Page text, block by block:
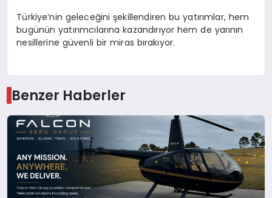
Türkiye’nin geleceğini şekillendiren bu yatırımlar, hem
bugünün yatırımcılarına kazandırıyor hem de yarının
nesillerine güvenli bir miras bırakıyor.
Benzer Haberler